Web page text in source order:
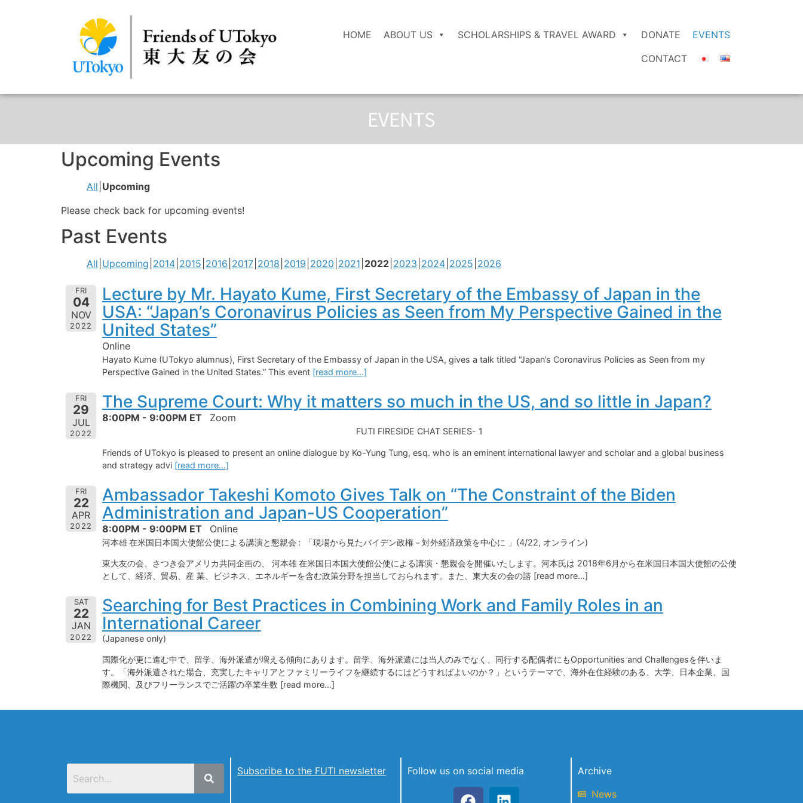
HOME ABOUT US SCHOLARSHIPS & TRAVEL AWARD DONATE
EVENTS
CONTACT
EVENTS
Upcoming Events
All Upcoming
Please check back for upcoming events!
Past Events
All Upcoming 2014 2015 2016 2017 2018 2019 2020 2021 2022 2023 2024 2025 2026
FRI
04
NOV
2022
Lecture by Mr. Hayato Kume, First Secretary of the Embassy of Japan in the
USA: “Japan’s Coronavirus Policies as Seen from My Perspective Gained in the
United States”
Online
Hayato Kume (UTokyo alumnus), First Secretary of the Embassy of Japan in the USA, gives a talk titled “Japan’s Coronavirus Policies as Seen from my
Perspective Gained in the United States.” This event [read more…]
FRI
29
JUL
2022
The Supreme Court: Why it matters so much in the US, and so little in Japan?
8:00PM - 9:00PM ET Zoom
FUTI FIRESIDE CHAT SERIES- 1
Friends of UTokyo is pleased to present an online dialogue by Ko-Yung Tung, esq. who is an eminent international lawyer and scholar and a global business
and strategy advi [read more…]
FRI
22
APR
2022
Ambassador Takeshi Komoto Gives Talk on “The Constraint of the Biden
Administration and Japan-US Cooperation”
8:00PM - 9:00PM ET Online
河本雄 在米国日本国大使館公使による講演と懇親会 : 「現場から見たバイデン政権－対外経済政策を中心に 」(4/22, オンライン)
東大友の会、さつき会アメリカ共同企画の、 河本雄 在米国日本国大使館公使による講演・懇親会を開催いたします。河本氏は 2018年6月から在米国日本国大使館の公使
として、経済、貿易、産 業、ビジネス、エネルギーを含む政策分野を担当しておられます。また、東大友の会の諮 [read more…]
SAT
22
JAN
2022
Searching for Best Practices in Combining Work and Family Roles in an
International Career
(Japanese only)
国際化が更に進む中で、留学、海外派遣が増える傾向にあります。留学、海外派遣には当人のみでなく、同行する配偶者にもOpportunities and Challengesを伴いま
す。「海外派遣された場合、充実したキャリアとファミリーライフを継続するにはどうすればよいのか？」というテーマで、海外在住経験のある、大学、日本企業、国
際機関、及びフリーランスでご活躍の卒業生数 [read more…]
Subscribe to the FUTI newsletter Follow us on social media
Archive
News